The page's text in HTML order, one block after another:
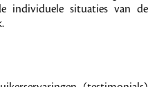
individuele situaties van de